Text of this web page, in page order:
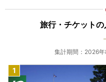
旅行・チケット
集計期間：2026